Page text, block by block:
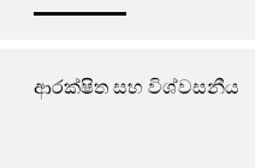
ආරක්ෂිත සහ විශ්වසනීය